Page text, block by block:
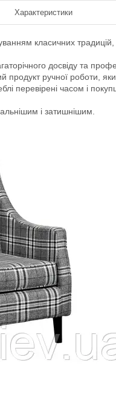
Характеристики
класичних
досвіду та
продукт ручної роботи,
перевірені часом і
і затишнішим.